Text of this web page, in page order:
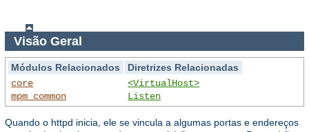
Visão Geral
Módulos Relacionados
Diretrizes Relacionadas
core
mpm_common
<VirtualHost>
Listen
Quando o httpd inicia, ele se vincula a algumas portas e endereços